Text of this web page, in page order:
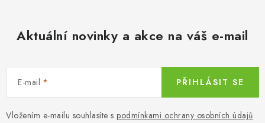
Aktuální novinky a akce na váš e-mail
E-mail
Vložením e-mailu souhlasíte s podmínkami ochrany osobních údajů
PŘIHLÁSIT SE